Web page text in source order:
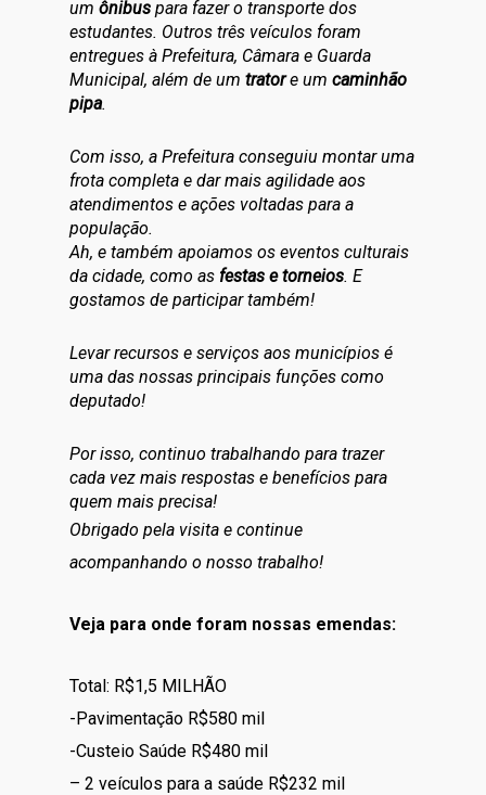
um ônibus para fazer o transporte dos
estudantes. Outros três veículos foram
entregues à Prefeitura, Câmara e Guarda
Municipal, além de um tratore um caminhão
pipa.
Com isso, a Prefeitura conseguiu montar uma
frota completa e dar mais agilidade aos
atendimentos e ações voltadas para a
população.
Ah, e também apoiamos os eventos culturais
da cidade, como as festas e torneios. E
gostamos de participar também!
Levar recursos e serviços aos municípios é
uma das nossas principais funções como
deputado!
Por isso, continuo trabalhando para trazer
cada vez mais respostas e benefícios para
quem mais precisa!
Obrigado pela visita e continue
acompanhando o nosso trabalho!
Veja para onde foram nossas emendas:
Total: R$1,5 MILHÃO
-Pavimentação R$580 mil
-Custeio Saúde R$480 mil
– 2 veículos para a saúde R$232 mil